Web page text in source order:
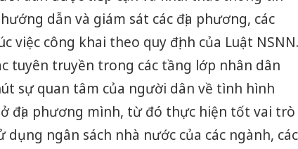
dẫn và giám sát các địa phương, các
việc công khai theo quy định của Luật NSNN.
tuyên truyền trong các tầng lớp nhân dân
sự quan tâm của người dân về tình hình
địa phương mình, từ đó thực hiện tốt vai trò
ngân sách nhà nước của các ngành, các
Công